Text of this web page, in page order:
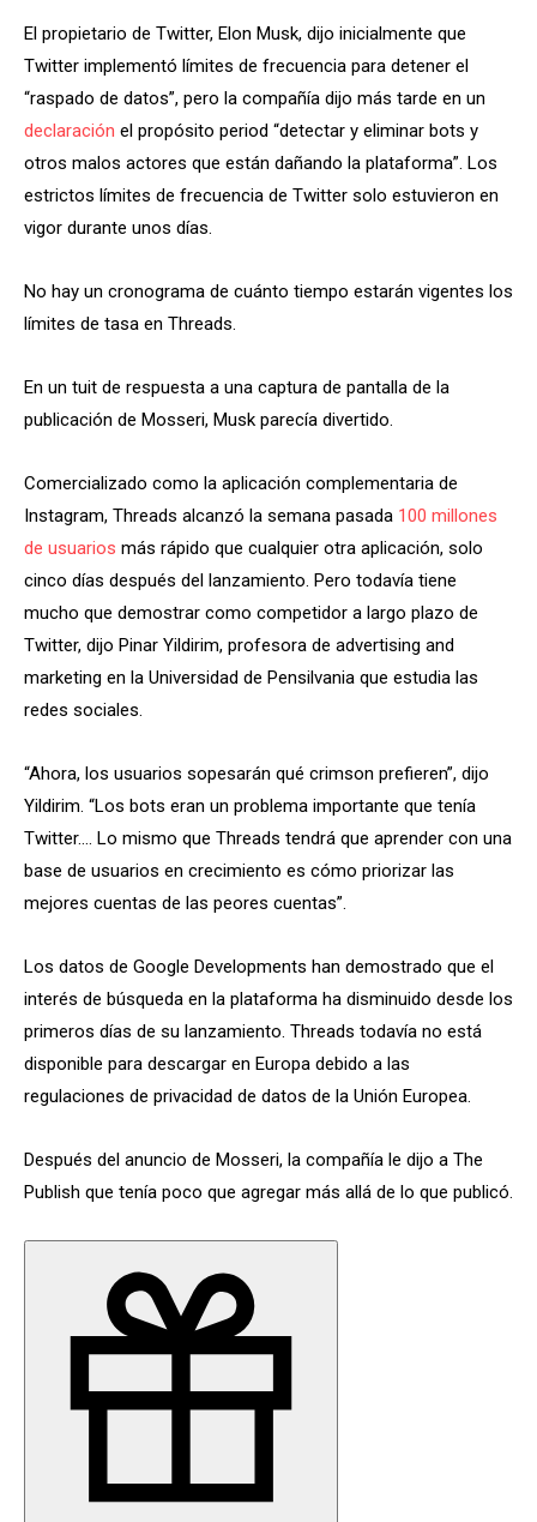
El propietario de Twitter, Elon Musk, dijo inicialmente que
Twitter implementó límites de frecuencia para detener el
“raspado de datos”, pero la compañía dijo más tarde en un
declaración el propósito period “detectar y eliminar bots y
otros malos actores que están dañando la plataforma”. Los
estrictos límites de frecuencia de Twitter solo estuvieron en
vigor durante unos días.
No hay un cronograma de cuánto tiempo estarán vigentes los
límites de tasa en Threads.
En un tuit de respuesta a una captura de pantalla de la
publicación de Mosseri, Musk parecía divertido.
Comercializado como la aplicación complementaria de
Instagram, Threads alcanzó la semana pasada 100 millones
de usuarios más rápido que cualquier otra aplicación, solo
cinco días después del lanzamiento. Pero todavía tiene
mucho que demostrar como competidor a largo plazo de
Twitter, dijo Pinar Yildirim, profesora de advertising and
marketing en la Universidad de Pensilvania que estudia las
redes sociales.
“Ahora, los usuarios sopesarán qué crimson prefieren”, dijo
Yildirim. “Los bots eran un problema importante que tenía
Twitter…. Lo mismo que Threads tendrá que aprender con una
base de usuarios en crecimiento es cómo priorizar las
mejores cuentas de las peores cuentas”.
Los datos de Google Developments han demostrado que el
interés de búsqueda en la plataforma ha disminuido desde los
primeros días de su lanzamiento. Threads todavía no está
disponible para descargar en Europa debido a las
regulaciones de privacidad de datos de la Unión Europea.
Después del anuncio de Mosseri, la compañía le dijo a The
Publish que tenía poco que agregar más allá de lo que publicó.